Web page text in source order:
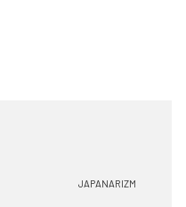
JAPANARIZM